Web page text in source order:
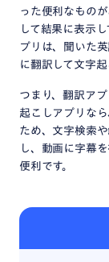
った便利なもの
して結果に表示
プリは、聞いた
に翻訳して文字起
つまり、翻訳ア
起こしアプリな
ため、文字検索
し、動画に字幕
便利です。